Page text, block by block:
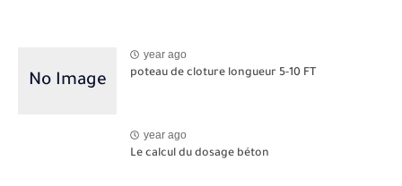
year ago
poteau de cloture longueur 5-10 FT
year ago
Le calcul du dosage béton